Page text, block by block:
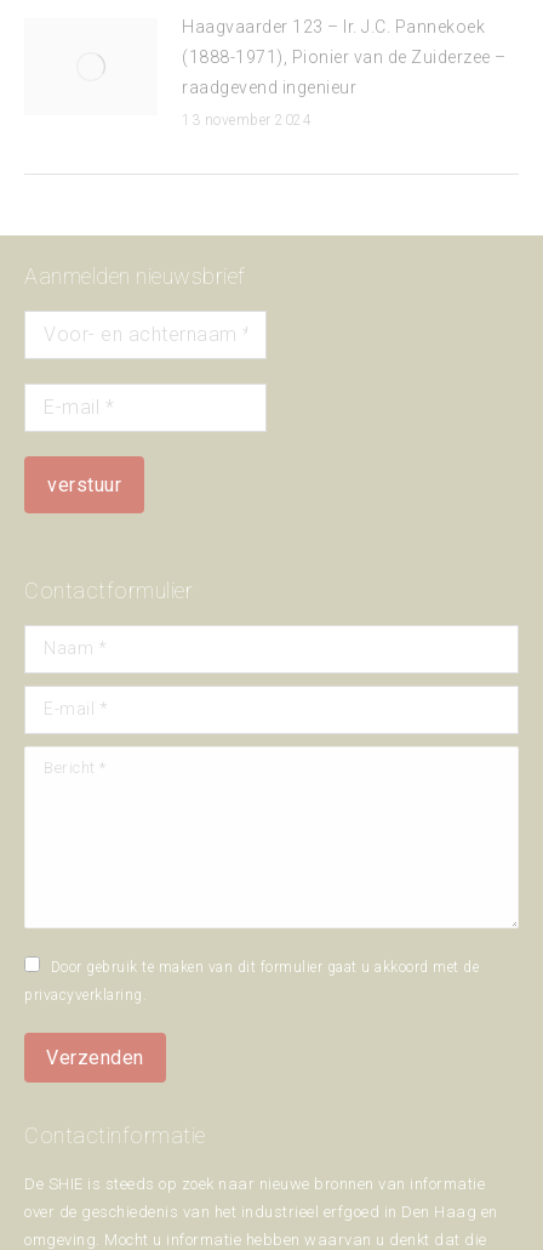
Haagvaarder 123 – Ir. J.C. Pannekoek
(1888-1971), Pionier van de Zuiderzee –
raadgevend ingenieur
13 november 2024
Aanmelden nieuwsbrief
Contactformulier
Naam *
E-mail *
Bericht *
Door gebruik te maken van dit formulier gaat u akkoord met de
privacyverklaring
Verzenden
Contactinformatie
De SHIE is steeds op zoek naar nieuwe bronnen van informatie
over de geschiedenis van het industrieel erfgoed in Den Haag en
omgeving. Mocht u informatie hebben waarvan u denkt dat die